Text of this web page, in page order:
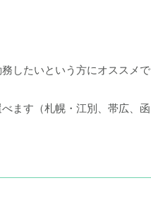
したいという方にオススメで
ます（札幌・江別、帯広、函